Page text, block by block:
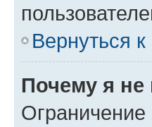
Вернуться
Почему я не
Ограничение